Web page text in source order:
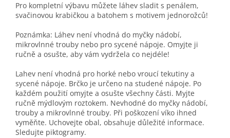
Pro kompletní výbavu můžete láhev sladit s penálem,
svačinovou krabičkou a batohem s motivem jednorožců!
Poznámka: Láhev není vhodná do myčky nádobí,
mikrovlnné trouby nebo pro sycené nápoje. Omyjte ji
ručně a osušte, aby vám vydržela co nejdéle!
Lahev není vhodná pro horké nebo vroucí tekutiny a
sycené nápoje. Brčko je určeno na studené nápoje. Po
každém použití omyjte a osušte všechny části. Myjte
ručně mýdlovým roztokem. Nevhodné do myčky nádobí,
trouby a mikrovlnné trouby. Při poškození víko ihned
vyměňte. Uchovejte obal, obsahuje důležité informace.
Sledujte piktogramy.